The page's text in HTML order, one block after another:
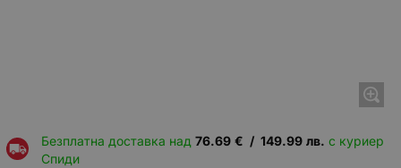
Безплатна доставка над 76.69 € / 149.99 лв. с куриер
Спиди